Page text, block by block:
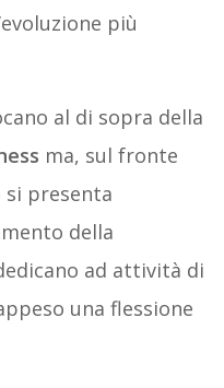
più
al di sopra della
ma, sul fronte
si presenta
della
ad attività di
una flessione